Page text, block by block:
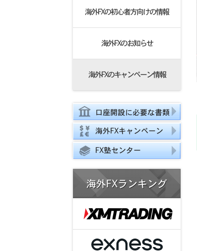
海外FXの初心者方向けの情報
海外FXのお知らせ
海外FXのキャンペーン情報
口座開設に必要な書類
海外FXキャンペーン
FX塾センター
海外FXランキング